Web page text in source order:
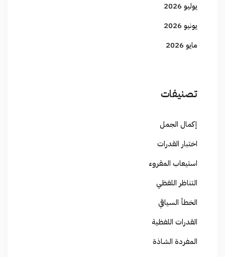
يوليو 2026
يونيو 2026
مايو 2026
تصنيفات
إكمال الجمل
اختبار القدرات
استيعاب المقروء
التناظر اللفظي
الخطأ السياقي
القدرات اللفظية
المفردة الشاذة